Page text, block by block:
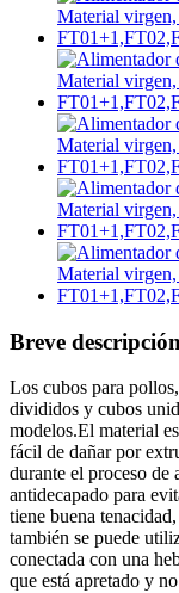
Breve
Los cubos para
divididos y cubos
modelos.El material
fácil de dañar por
durante el proceso
antidecapado para
tiene buena
también se puede
conectada con una
que está apretado y